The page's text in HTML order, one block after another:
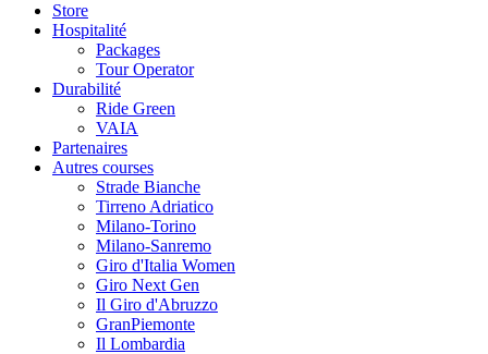
Store
Hospitalité
Packages
Tour Operator
Durabilité
Ride Green
VAIA
Partenaires
Autres courses
Strade Bianche
Tirreno Adriatico
Milano-Torino
Milano-Sanremo
Giro d'Italia Women
Giro Next Gen
Il Giro d'Abruzzo
GranPiemonte
Il Lombardia